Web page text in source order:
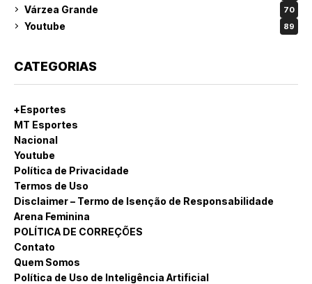
Várzea Grande 70
Youtube 89
CATEGORIAS
+Esportes
MT Esportes
Nacional
Youtube
Política de Privacidade
Termos de Uso
Disclaimer – Termo de Isenção de Responsabilidade
Arena Feminina
POLÍTICA DE CORREÇÕES
Contato
Quem Somos
Política de Uso de Inteligência Artificial